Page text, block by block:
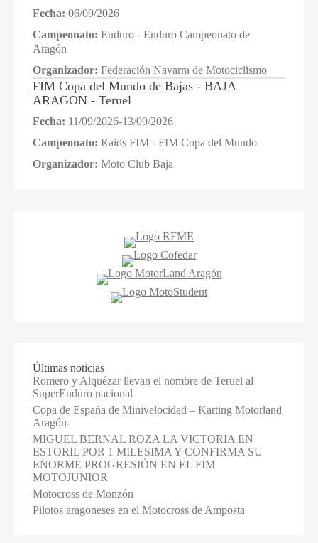
Fecha: 06/09/2026
Campeonato: Enduro - Enduro Campeonato de
Aragón
Organizador: Federación Navarra de Motociclismo
FIM Copa del Mundo de Bajas - BAJA
ARAGON - Teruel
Fecha: 11/09/2026-13/09/2026
Campeonato: Raids FIM - FIM Copa del Mundo
Organizador: Moto Club Baja
Últimas noticias
Romero y Alquézar llevan el nombre de Teruel al
SuperEnduro nacional
Copa de España de Minivelocidad – Karting Motorland
Aragón-
MIGUEL BERNAL ROZA LA VICTORIA EN
ESTORIL POR 1 MILESIMA Y CONFIRMA SU
ENORME PROGRESIÓN EN EL FIM
MOTOJUNIOR
Motocross de Monzón
Pilotos aragoneses en el Motocross de Amposta